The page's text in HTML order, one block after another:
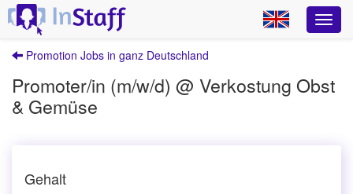
Promotion Jobs in ganz Deutschland
Promoter/in (m/w/d) @ Verkostung Obst
& Gemüse
Gehalt